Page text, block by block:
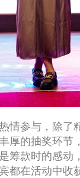
情参与，除了
厚的抽奖环节
筹款时的感动
都在活动中收